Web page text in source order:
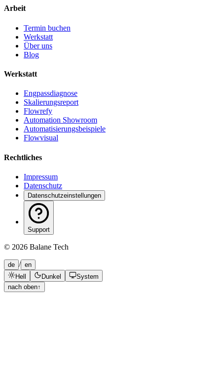
Arbeit
Termin buchen
Werkstatt
Über uns
Blog
Werkstatt
Engpassdiagnose
Skalierungsreport
Flowrefy
Automation Showroom
Automatisierungsbeispiele
Flowvisual
Rechtliches
Impressum
Datenschutz
Datenschutzeinstellungen
Support
© 2026 Balane Tech
de / en
Hell
Dunkel
System
nach oben↑